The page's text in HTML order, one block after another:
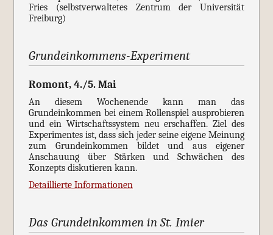
Fries (selbstverwaltetes Zentrum der Universität
Freiburg)
Grundeinkommens-Experiment
Romont, 4./5. Mai
An diesem Wochenende kann man das
Grundeinkommen bei einem Rollenspiel ausprobieren
und ein Wirtschaftssystem neu erschaffen. Ziel des
Experimentes ist, dass sich jeder seine eigene Meinung
zum Grundeinkommen bildet und aus eigener
Anschauung über Stärken und Schwächen des
Konzepts diskutieren kann.
Detaillierte Informationen
Das Grundeinkommen in St. Imier